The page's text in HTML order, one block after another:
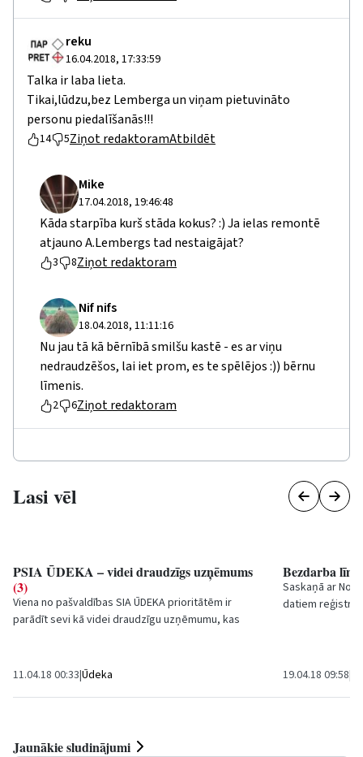
reku
16.04.2018, 17:33:59
Talka ir laba lieta.
Tikai,lūdzu,bez Lemberga un viņam pietuvināto
personu piedalīšanās!!!
14 5Ziņot redaktoramAtbildēt
Mike
17.04.2018, 19:46:48
Kāda starpība kurš stāda kokus? :) Ja ielas remontē
atjauno A.Lembergs tad nestaigājat?
3 8Ziņot redaktoram
Nif nifs
18.04.2018, 11:11:16
Nu jau tā kā bērnībā smilšu kastē - es ar viņu
nedraudzēšos, lai iet prom, es te spēlējos :)) bērnu
līmenis.
2 6Ziņot redaktoram
Lasi vēl
PSIA ŪDEKA – videi draudzīgs uzņēmums
(3)
Viena no pašvaldības SIAŪDEKAprioritātēm ir
parādīt sevi kā videi draudzīgu uzņēmumu, kas
11.04.18 00:33|Ūdeka
Bezdarba
Saskaņā ar
datiem
19.04.18 09:58|
Jaunākie sludinājumi